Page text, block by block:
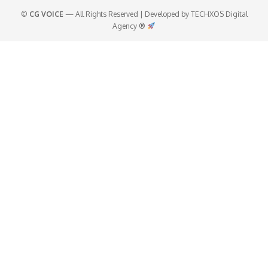
© CG VOICE— All Rights Reserved | Developed by TECHXOS Digital
Agency ®